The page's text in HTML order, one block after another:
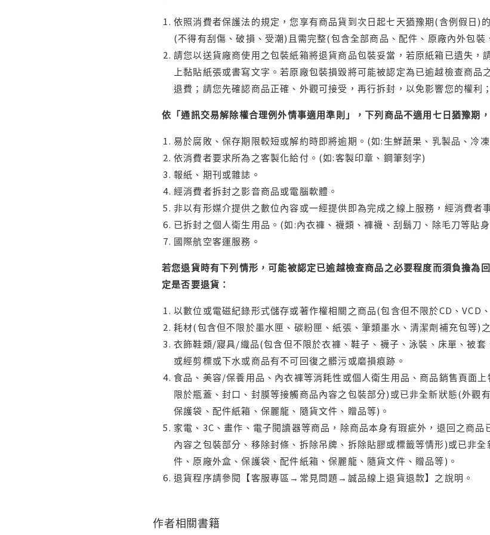
依照消費者保護法的規定，您享有商品貨到次日起七天猶豫期(含例假日
(不得有刮傷、破損、受潮)且需完整(包含全部商品、配件、原廠內外包裝
請您以送貨廠商使用之包裝紙箱將退貨商品包裝妥當，若原紙箱已遺失
上黏貼紙張或書寫文字。若原廠包裝損毀將可能被認定為已逾越檢查商
退費；請您先確認商品正確、外觀可接受，再行拆封，以免影響您的權利
依「通訊交易解除權合理例外情事適用準則」，下列商品不適用七日猶豫期
易於腐敗、保存期限較短或解約時即將逾期。(如:生鮮蔬果、乳製品、冷
依消費者要求所為之客製化給付。(如:客製印章、鋼筆刻字)
報紙、期刊或雜誌。
經消費者拆封之影音商品或電腦軟體。
非以有形媒介提供之數位內容或一經提供即為完成之線上服務，經消費者
已拆封之個人衛生用品。(如:內衣褲、襪類、褲襪、刮鬍刀、除毛刀等貼
國際航空客運服務。
若您退貨時有下列情形，可能被認定已逾越檢查商品之必要程度而須負擔
定是否要退貨：
以數位或電磁紀錄形式儲存或著作權相關之商品(包含但不限於CD、VCD
耗材(包含但不限於墨水匣、碳粉匣、紙張、筆類墨水、清潔劑補充包等)
衣飾鞋類/寢具/織品(包含但不限於衣褲、鞋子、襪子、泳裝、床單、被
或經剪標或下水或商品有不可回復之髒污或磨損痕跡。
食品、美容/保養用品、內衣褲等消耗性或個人衛生用品、商品銷售頁面
限於瓶蓋、封口、封膜等接觸商品內容之包裝部分)或已非全新狀態(外觀
保護袋、配件紙箱、保麗龍、隨貨文件、贈品等)。
家電、3C、畫作、電子閱讀器等商品，除商品本身有瑕疵外，退回之商
內容之包裝部分、移除封條、拆除吊牌、拆除貼膠或標籤等情形)或已非
件、原廠外盒、保護袋、配件紙箱、保麗龍、隨貨文件、贈品等)。
退貨程序請參閱【客服專區→常見問題→誠品線上退貨退款】之說明。
作者相關書籍